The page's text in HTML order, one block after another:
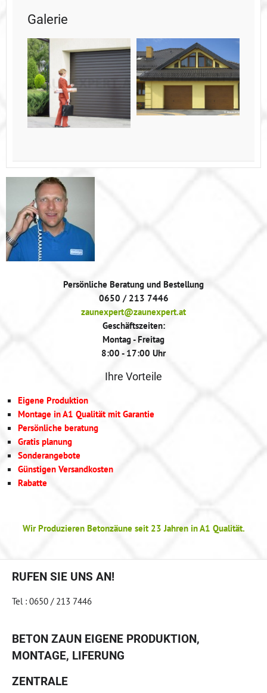
Galerie
Persönliche Beratung und Bestellung
0650 / 213 7446
zaunexpert@zaunexpert.at
Geschäftszeiten:
Montag - Freitag
8:00 - 17:00 Uhr
Ihre Vorteile
Eigene Produktion
Montage in A1 Qualität mit Garantie
Persönliche beratung
Gratis planung
Sonderangebote
Günstigen Versandkosten
Rabatte
Wir Produzieren Betonzäune seit 23 Jahren in A1 Qualität.
RUFEN SIE UNS AN!
Tel : 0650 / 213 7446
BETON ZAUN EIGENE PRODUKTION,
MONTAGE, LIFERUNG
ZENTRALE